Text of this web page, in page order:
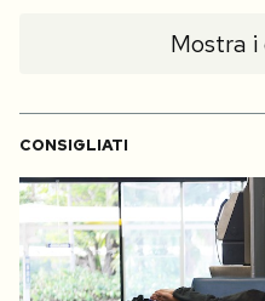
Mostra
CONSIGLIATI